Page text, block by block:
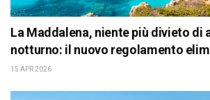
La Maddalena, niente più divieto di
notturno: il nuovo regolamento
15 APR 2026